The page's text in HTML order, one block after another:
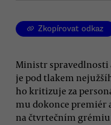
Zkopírovat odkaz
Ministr spravedlnosti
je pod tlakem
ho kritizuje za
mu dokonce premiér
na čtvrtečním